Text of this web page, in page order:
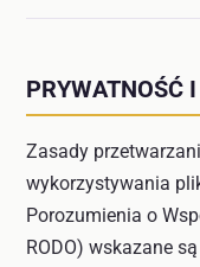
PRYWATNOŚĆ
Zasady
wykorzystywania
Porozumienia o
RODO) wskazane